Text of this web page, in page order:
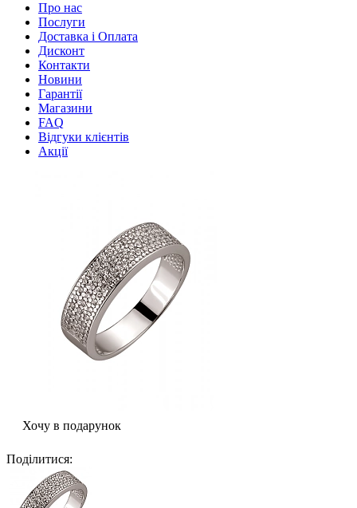
Про нас
Послуги
Доставка і Оплата
Дисконт
Контакти
Новини
Гарантії
Магазини
FAQ
Відгуки клієнтів
Акції
Хочу в подарунок
Поділитися: